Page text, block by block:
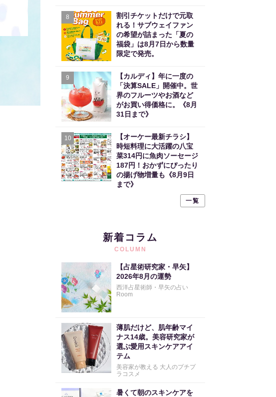
8
割引チケットだけで元取
れる！サブウェイファン
の希望が詰まった「夏の
福袋」は8月7日から数量
限定で発売。
9
【カルディ】年に一度の
「決算SALE」開催中。世
界のフルーツやお酒など
がお買い得価格に。《8月
31日まで》
10
【オーケー最新チラシ】
時短料理に大活躍の八宝
菜314円に魚肉ソーセージ
187円！おかずにぴったり
の揚げ物増量も《8月9日
まで》
一覧
新着コラム
COLUMN
【占星術研究家・早矢】
2026年8月の運勢
西洋占星術師・早矢の占い
Room
薄肌だけど、肌年齢マイ
ナス14歳。美容研究家が
選ぶ愛用スキンケアアイ
テム
美容家が教える 大人のプチプ
ラコスメ
暑くて朝のスキンケアを